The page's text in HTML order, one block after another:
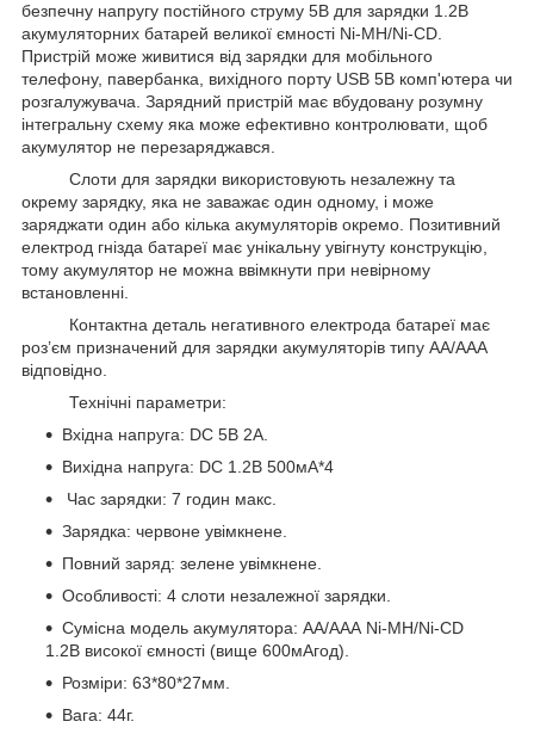
безпечну напругу постійного струму 5В для зарядки 1.2В
акумуляторних батарей великої ємності Ni-MH/Ni-CD.
Пристрій може живитися від зарядки для мобільного
телефону, павербанка, вихідного порту USB 5В комп'ютера чи
розгалужувача. Зарядний пристрій має вбудовану розумну
інтегральну схему яка може ефективно контролювати, щоб
акумулятор не перезаряджався.
Слоти для зарядки використовують незалежну та
окрему зарядку, яка не заважає один одному, і може
заряджати один або кілька акумуляторів окремо. Позитивний
електрод гнізда батареї має унікальну увігнуту конструкцію,
тому акумулятор не можна ввімкнути при невірному
встановленні.
Контактна деталь негативного електрода батареї має
роз’єм призначений для зарядки акумуляторів типу АА/ААА
відповідно.
Технічні параметри:
Вхідна напруга: DC 5В 2A.
Вихідна напруга: DC 1.2В 500мA*4
Час зарядки: 7 годин макс.
Зарядка: червоне увімкнене.
Повний заряд: зелене увімкнене.
Особливості: 4 слоти незалежної зарядки.
Сумісна модель акумулятора: АА/ААА Ni-MH/Ni-CD
1.2В високої ємності (вище 600мАгод).
Розміри: 63*80*27мм.
Вага: 44г.